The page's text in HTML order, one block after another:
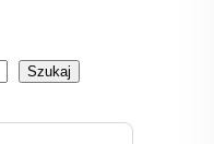
Szukaj